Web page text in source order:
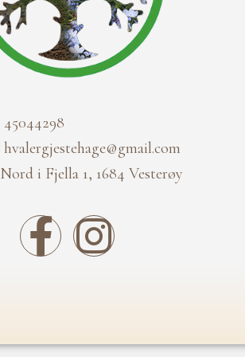
45044298
hvalergjestehage@gmail.com
Nord i Fjella 1, 1684 Vesterøy